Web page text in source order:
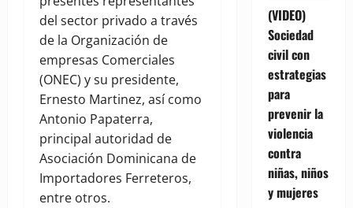
del sector privado a través
de la Organización de
empresas Comerciales
(ONEC) y su presidente,
Ernesto Martinez, así como
Antonio Papaterra,
principal autoridad de
Asociación Dominicana de
Importadores Ferreteros,
entre otros.
(VIDEO)
Sociedad
civil con
estrategias
para
prevenir la
violencia
contra
niñas, niños
y mujeres